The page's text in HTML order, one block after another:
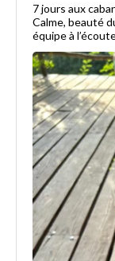
7 jours aux cabanes du Salève
Calme, beauté
équipe à